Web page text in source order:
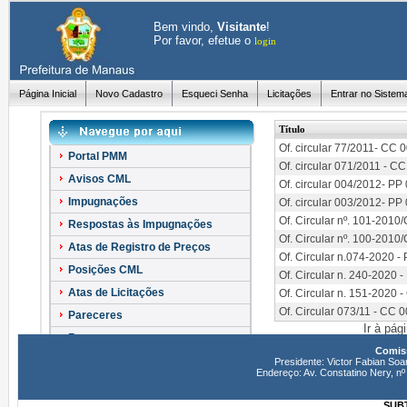
Bem vindo, Visitante!
Por favor, efetue o login
Página Inicial Novo Cadastro Esqueci Senha Licitações Entrar no
Portal PMM
Avisos CML
Impugnações
Respostas às Impugnações
Atas de Registro de Preços
Posições CML
Atas de Licitações
Pareceres
Recursos
Título
Of. circular 77/2011- CC
Of. circular 071/2011 -
Of. circular 004/2012- PP
Of. circular 003/2012- PP
Of. Circular nº. 101-
Of. Circular nº. 100-
Of. Circular n.074-2020 -
Of. Circular n. 240-2020
Of. Circular n. 151-2020
Of. Circular 073/11 - CC
Ir à
Presidente: Victor Fabian
Endereço: Av. Constatino Nery,